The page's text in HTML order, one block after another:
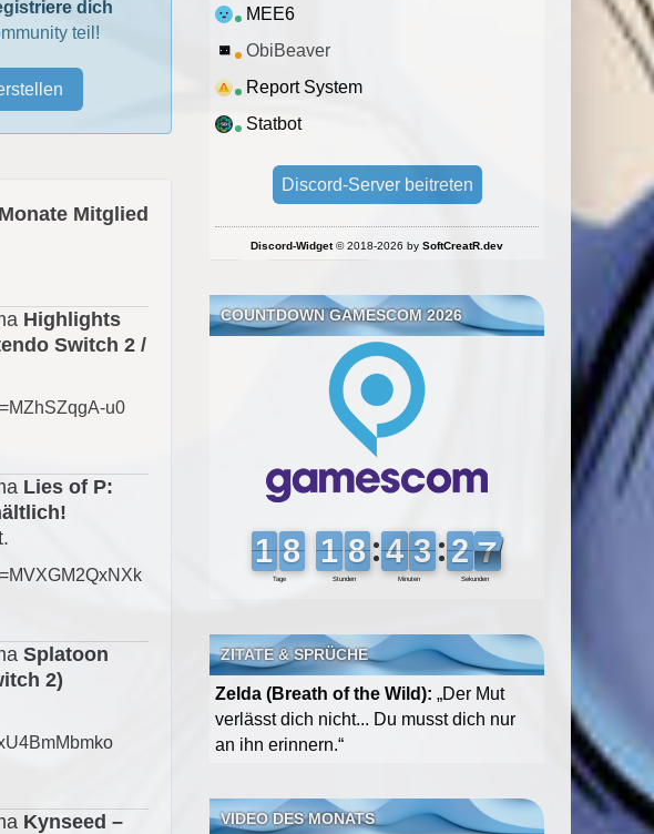
dich
teil!
Mitglied
Highlights
Switch 2 /
u0
Lies of P:
Splatoon
2)
Kynseed –
MEE6
ObiBeaver
Report System
Statbot
Discord-Server beitreten
Discord-Widget© 2018-2026 by SoftCreatR.dev
COUNTDOWN GAMESCOM 2026
ZITATE & SPRÜCHE
Zelda (Breath of the Wild): „Der Mut
verlässt dich nicht... Du musst dich nur
an ihn erinnern.“
VIDEO DES MONATS